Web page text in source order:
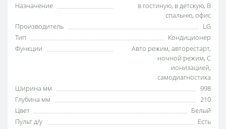
Назначение
в гостиную, в детскую, В
спальню, офис
Производитель
LG
Тип
Кондиционер
Функции
Авто режим, авторестарт,
ночной режим, С
ионизацией,
самодиагностика
Ширина мм
998
Глубина мм
210
Цвет
Белый
Пульт д/у
Есть